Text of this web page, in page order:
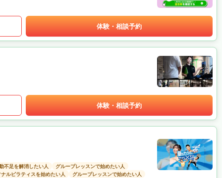
体験・相談予約
体験・相談予約
不足を解消したい人
グループレッスンで始めたい人
ルピラティスを始めたい人
グループレッスンで始めたい人